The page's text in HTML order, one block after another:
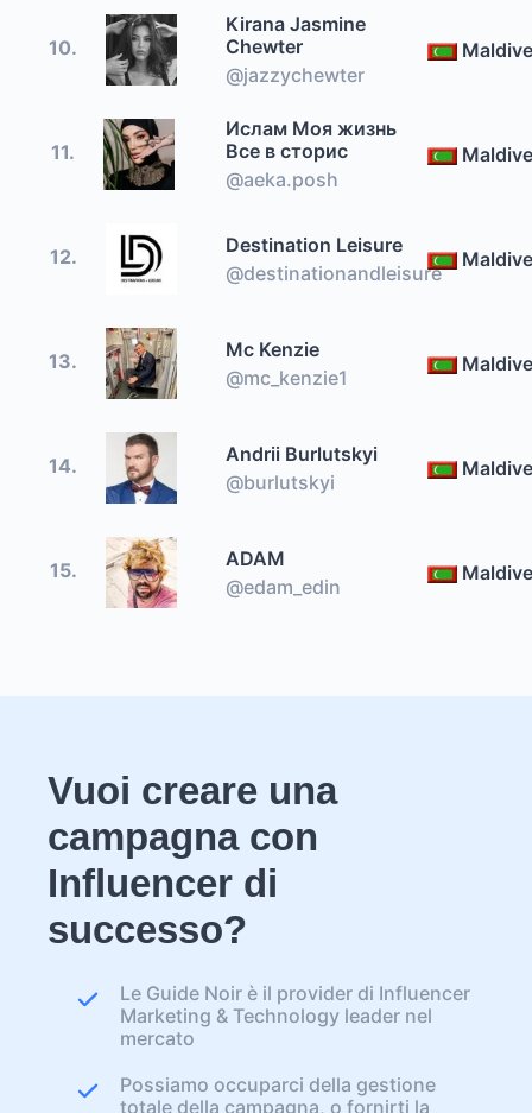
10.
Kirana Jasmine
Chewter
@jazzychewter
11.
Ислам Моя жизнь
Все в сторис
@aeka.posh
12.
Destination Leisure
@destinationandleisure
13.
Mc Kenzie
@mc_kenzie1
14.
Andrii Burlutskyi
@burlutskyi
15.
ADAM
@edam_edin
Vuoi creare una
campagna con
Influencer di
successo?
Le Guide Noir è il provider di Influencer
Marketing & Technology leader nel
mercato
Possiamo occuparci della gestione
totale della campagna, o fornirti la